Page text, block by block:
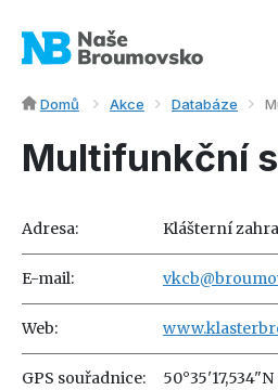
Domů Akce Databáze
Multifunkční
Adresa: Klášterní
E-mail:
Web:
GPS souřadnice:
50°35'17,534"N